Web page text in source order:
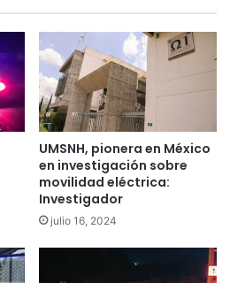
UMSNH, pionera en México
en investigación sobre
movilidad eléctrica:
Investigador
julio 16, 2024